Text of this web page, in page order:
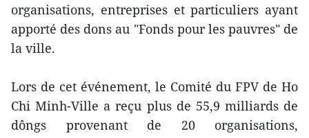
organisations, entreprises et particuliers ayant
apporté des dons au "Fonds pour les pauvres" de
la ville.
Lors de cet événement, le Comité du FPV de Ho
Chi Minh-Ville a reçu plus de 55,9 milliards de
dôngs provenant de 20 organisations,